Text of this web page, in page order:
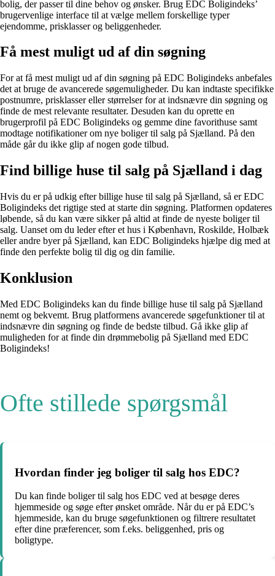
bolig, der passer til dine behov og ønsker. Brug EDC Boligindeks’
brugervenlige interface til at vælge mellem forskellige typer
ejendomme, prisklasser og beliggenheder.
Få mest muligt ud af din søgning
For at få mest muligt ud af din søgning på EDC Boligindeks anbefales
det at bruge de avancerede søgemuligheder. Du kan indtaste specifikke
postnumre, prisklasser eller størrelser for at indsnævre din søgning og
finde de mest relevante resultater. Desuden kan du oprette en
brugerprofil på EDC Boligindeks og gemme dine favorithuse samt
modtage notifikationer om nye boliger til salg på Sjælland. På den
måde går du ikke glip af nogen gode tilbud.
Find billige huse til salg på Sjælland i dag
Hvis du er på udkig efter billige huse til salg på Sjælland, så er EDC
Boligindeks det rigtige sted at starte din søgning. Platformen opdateres
løbende, så du kan være sikker på altid at finde de nyeste boliger til
salg. Uanset om du leder efter et hus i København, Roskilde, Holbæk
eller andre byer på Sjælland, kan EDC Boligindeks hjælpe dig med at
finde den perfekte bolig til dig og din familie.
Konklusion
Med EDC Boligindeks kan du finde billige huse til salg på Sjælland
nemt og bekvemt. Brug platformens avancerede søgefunktioner til at
indsnævre din søgning og finde de bedste tilbud. Gå ikke glip af
muligheden for at finde din drømmebolig på Sjælland med EDC
Boligindeks!
Ofte stillede spørgsmål
Hvordan finder jeg boliger til salg hos EDC?
Du kan finde boliger til salg hos EDC ved at besøge deres
hjemmeside og søge efter ønsket område. Når du er på EDC’s
hjemmeside, kan du bruge søgefunktionen og filtrere resultatet
efter dine præferencer, som f.eks. beliggenhed, pris og
boligtype.